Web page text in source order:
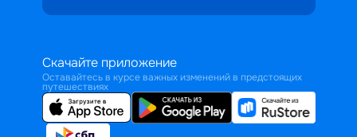
Скачайте приложение
Оставайтесь в курсе важных изменений в предстоящих
путешествиях